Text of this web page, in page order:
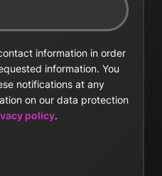
information in order
information. You
notifications at any
on our data protection
policy.